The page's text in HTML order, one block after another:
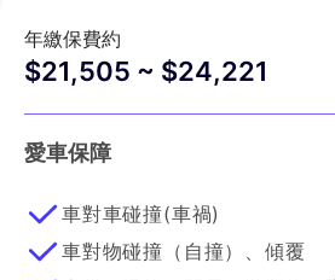
年繳保費約
$21,505 ~ $24,221
愛車保障
車對車碰撞(車禍)
車對物碰撞（自撞）、傾覆